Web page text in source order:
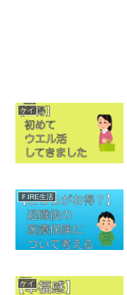
ケイ
ＦIRE生活
ケイ